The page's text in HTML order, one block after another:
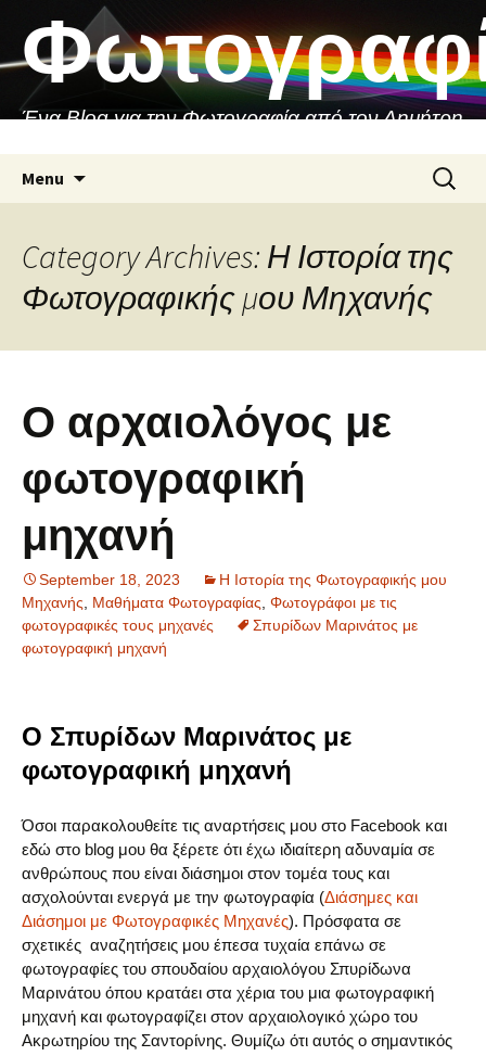
content
Ένα Blog για την Φωτογραφία από τον Δημήτρη
Menu
Search
for:
Category Archives: Η Ιστορία της
Φωτογραφικής μου Μηχανής
Ο αρχαιολόγος με
φωτογραφική
μηχανή
September 18, 2023
Η Ιστορία της Φωτογραφικής μου
Μηχανής
Μαθήματα Φωτογραφίας Φωτογράφοι με τις
φωτογραφικές τους μηχανές
Σπυρίδων Μαρινάτος με
φωτογραφική μηχανή
Ο Σπυρίδων Μαρινάτος με
φωτογραφική μηχανή
Όσοι παρακολουθείτε τις αναρτήσεις μου στο Facebook και
εδώ στο blog μου θα ξέρετε ότι έχω ιδιαίτερη αδυναμία σε
ανθρώπους που είναι διάσημοι στον τομέα τους και
ασχολούνται ενεργά με την φωτογραφία (Διάσημες και
Διάσημοι με Φωτογραφικές Μηχανές). Πρόσφατα σε
σχετικές αναζητήσεις μου έπεσα τυχαία επάνω σε
φωτογραφίες του σπουδαίου αρχαιολόγου Σπυρίδωνα
Μαρινάτου όπου κρατάει στα χέρια του μια φωτογραφική
μηχανή και φωτογραφίζει στον αρχαιολογικό χώρο του
Ακρωτηρίου της Σαντορίνης. Θυμίζω ότι αυτός ο σημαντικός